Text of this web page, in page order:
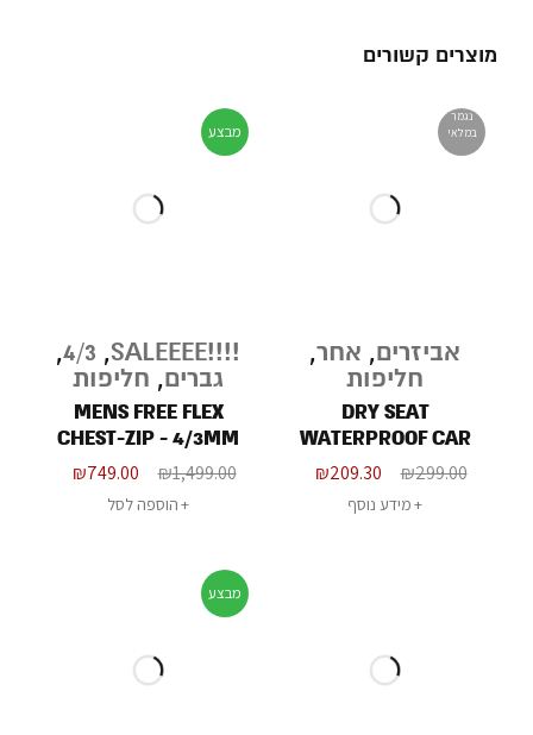
מוצרים קשורים
נגמר
במלאי
אביזרים, אחר,
חליפות
DRY SEAT
WATERPROOF CAR
SEAT COVER
₪299.00
₪209.30
מידע נוסף
מבצע
!!!!SALEEEE
,
4/3
,
גברים, חליפות
MENS FREE FLEX
CHEST-ZIP - 4/3MM
₪1,499.00
₪749.00
הוספה לסל
מבצע